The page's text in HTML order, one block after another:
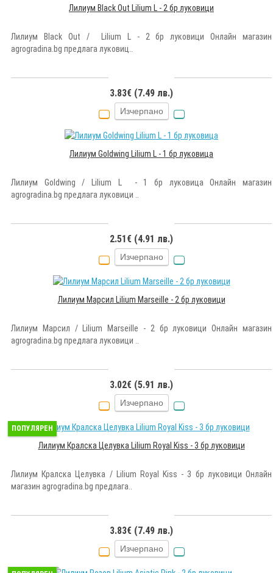
Лилиум Black Out Lilium L - 2 бр луковици
Лилиум Black Out / Lilium L - 2 бр луковици Онлайн магазин
agrogradina.bg предлага луковиц..
3.83€ (7.49 лв.)
Изчерпано
Лилиум Goldwing Lilium L - 1 бр луковица
Лилиум Goldwing / Lilium L - 1 бр луковица Онлайн магазин
agrogradina.bg предлага луковици ..
2.51€ (4.91 лв.)
Изчерпано
Лилиум Марсил Lilium Marseille - 2 бр луковици
Лилиум Марсил / Lilium Marseille - 2 бр луковици Онлайн магазин
agrogradina.bg предлага луковици ..
3.02€ (5.91 лв.)
Изчерпано
ПОПУЛЯРЕН
Лилиум Кралска Целувка Lilium Royal Kiss - 3 бр луковици
Лилиум Кралска Целувка / Lilium Royal Kiss - 3 бр луковици Онлайн
магазин agrogradina.bg предлага..
3.83€ (7.49 лв.)
Изчерпано